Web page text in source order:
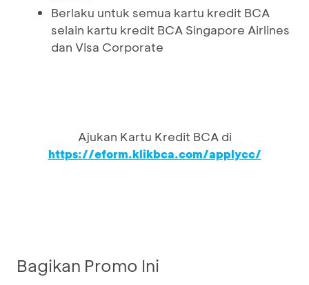
Berlaku untuk semua kartu kredit BCA
selain kartu kredit BCA Singapore Airlines
dan Visa Corporate
Ajukan Kartu Kredit BCA di
https://eform.klikbca.com/applycc/
Bagikan Promo Ini